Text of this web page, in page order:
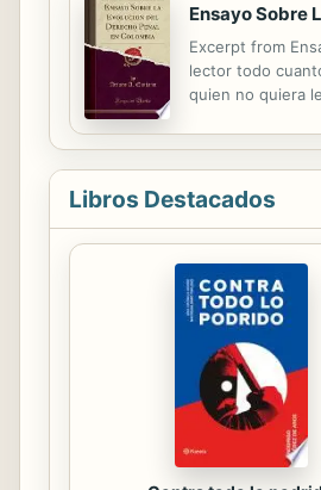
Ensayo Sobre
Excerpt from
lector todo
quien no quiera
Libros Destacados